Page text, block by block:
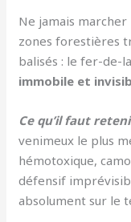
Ne jamais marcher
zones forestières
balisés : le fer-de-
immobile et
Ce qu’il faut
venimeux le plus
hémotoxique,
défensif
absolument sur le